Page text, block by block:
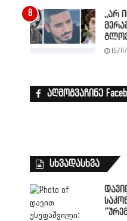
,,არ
15/
აღმოგვაჩინე
სხვადასხვა